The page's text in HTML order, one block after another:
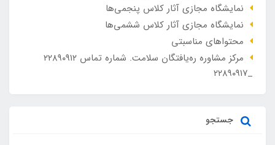
نمایشگاه مجازی آثار کلاس پنجمی‌ها
نمایشگاه مجازی آثار کلاس ششمی‌ها
محتواهای مناسبتی
مرکز مشاوره ره‌یافتگان سلامت. شماره تماس ۲۲۸۹۰۹۱۲
_۲۲۸۹۰۹۱۷
جستجو